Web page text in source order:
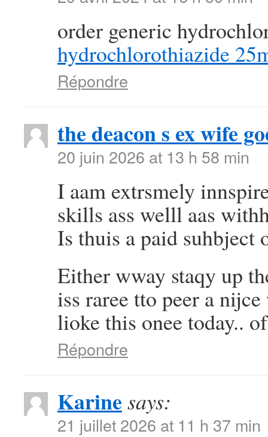
order generic
hydrochlorothiazide
Répondre
the deacon s ex wife
20 juin 2026 at 13 h 58 min
I aam extrsmely
skills ass welll aas
Is thuis a paid
Either wway staqy up
iss raree tto peer a
lioke this onee today..
Répondre
Karine says:
21 juillet 2026 at 11 h 37 min